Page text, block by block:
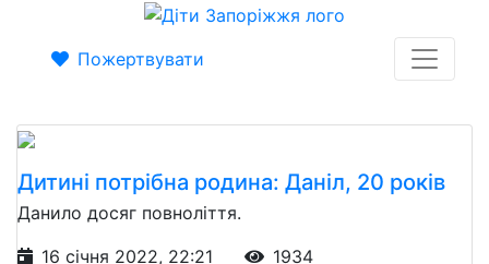
Пожертвувати
Дитині потрібна родина: Даніл, 20 років
Данило досяг повноліття.
16 січня 2022, 22:21
1934